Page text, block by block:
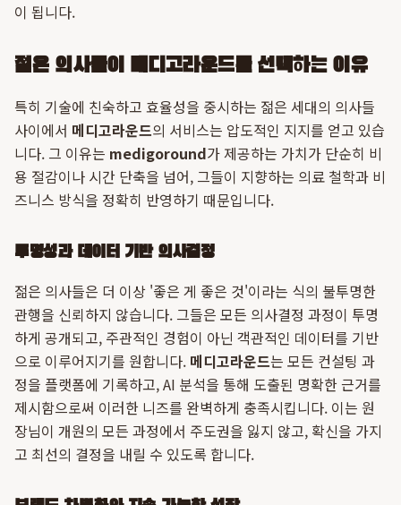
이 됩니다.
젊은 의사들이 메디고라운드를 선택하는 이유
특히 기술에 친숙하고 효율성을 중시하는 젊은 세대의 의사들
사이에서 메디고라운드의 서비스는 압도적인 지지를 얻고 있습
니다. 그 이유는 medigoround가 제공하는 가치가 단순히 비
용 절감이나 시간 단축을 넘어, 그들이 지향하는 의료 철학과 비
즈니스 방식을 정확히 반영하기 때문입니다.
투명성과 데이터 기반 의사결정
젊은 의사들은 더 이상 '좋은 게 좋은 것'이라는 식의 불투명한
관행을 신뢰하지 않습니다. 그들은 모든 의사결정 과정이 투명
하게 공개되고, 주관적인 경험이 아닌 객관적인 데이터를 기반
으로 이루어지기를 원합니다. 메디고라운드는 모든 컨설팅 과
정을 플랫폼에 기록하고, AI 분석을 통해 도출된 명확한 근거를
제시함으로써 이러한 니즈를 완벽하게 충족시킵니다. 이는 원
장님이 개원의 모든 과정에서 주도권을 잃지 않고, 확신을 가지
고 최선의 결정을 내릴 수 있도록 합니다.